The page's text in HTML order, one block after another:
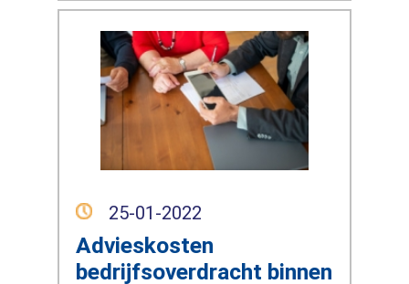
25-01-2022
Advieskosten
bedrijfsoverdracht binnen